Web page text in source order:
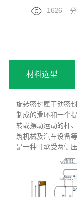
1626
材料选型
旋转密封属于动密
制成的滑环和一个
转或摆动运动的杆
筑机械及汽车设备
是一种可承受两侧